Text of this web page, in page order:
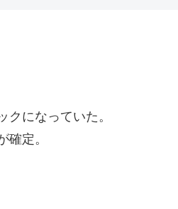
になっていた。
定。